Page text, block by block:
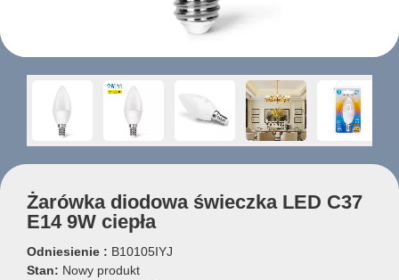
Żarówka diodowa świeczka LED C37
E14 9W ciepła
Odniesienie : B10105IYJ
Stan: Nowy produkt